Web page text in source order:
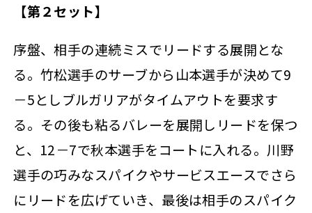
【第２セット】
序盤、相手の連続ミスでリードする展開とな
る。竹松選手のサーブから山本選手が決めて9
－5としブルガリアがタイムアウトを要求す
る。その後も粘るバレーを展開しリードを保つ
と、12－7で秋本選手をコートに入れる。川野
選手の巧みなスパイクやサービスエースでさら
にリードを広げていき、最後は相手のスパイク